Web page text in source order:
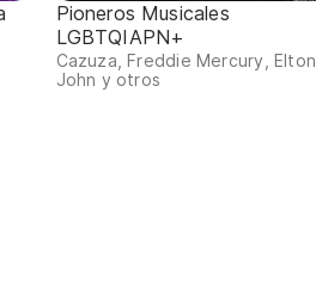
Pioneros Musicales
LGBTQIAPN+
Cazuza, Freddie Mercury, Elton
John y otros